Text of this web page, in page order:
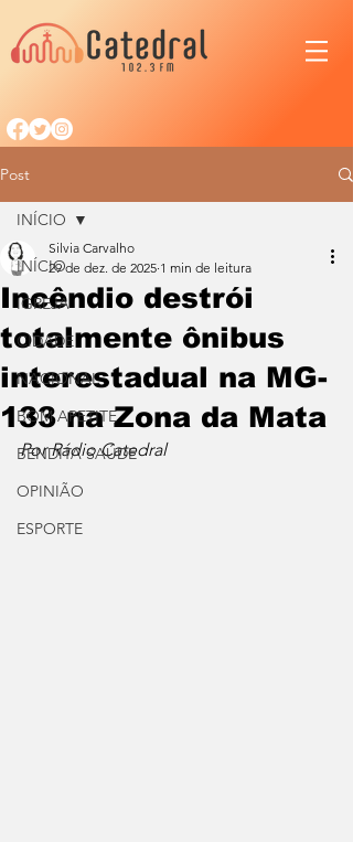
Post
INÍCIO
IGREJA
CIDADE
NACIONAL
BOM APETITE
BENDITA SAÚDE
OPINIÃO
ESPORTE
INÍCIO
Incêndio destrói
totalmente ônibus
interestadual na MG-
133 na Zona da Mata
Silvia Carvalho
29 de dez. de 2025 1 min de leitura
Por Rádio Catedral